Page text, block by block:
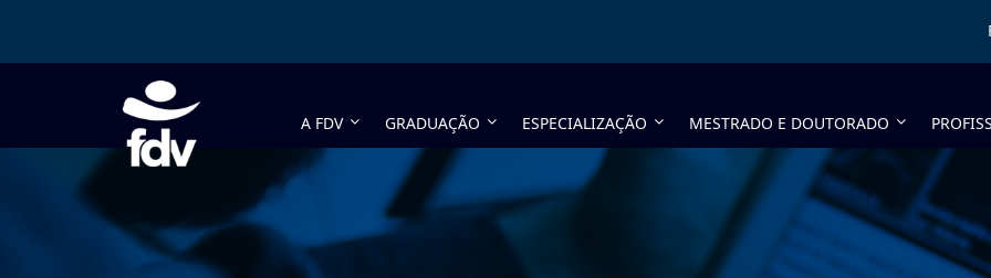
A FDV GRADUAÇÃO ESPECIALIZAÇÃO MESTRADO E DOUTORADO